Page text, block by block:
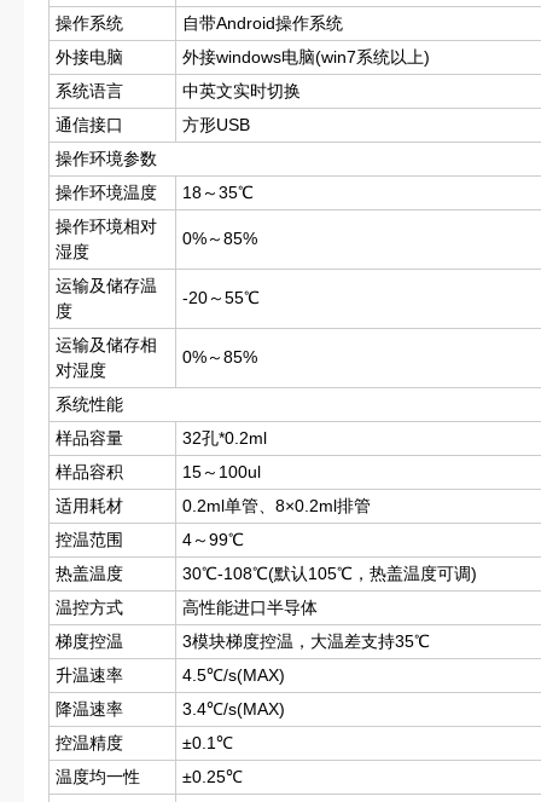
操作系统
自带Android操作系统
外接电脑
外接windows电脑(win7系统以上)
系统语言
中英文实时切换
通信接口
方形USB
操作环境参数
操作环境温度
18～35℃
操作环境相对
湿度
0%～85%
运输及储存温
度
-20～55℃
运输及储存相
对湿度
0%～85%
系统性能
样品容量
32孔*0.2ml
样品容积
15～100ul
适用耗材
0.2ml单管、8×0.2ml排管
控温范围
4～99℃
热盖温度
30℃-108℃(默认105℃，热盖温度可调)
温控方式
高性能进口半导体
梯度控温
3模块梯度控温，大温差支持35℃
升温速率
4.5℃/s(MAX)
降温速率
3.4℃/s(MAX)
控温精度
±0.1℃
温度均一性
±0.25℃